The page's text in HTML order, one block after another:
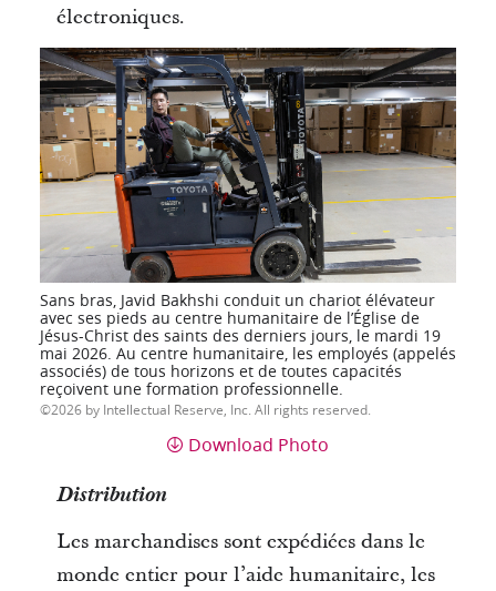
électroniques.
Sans bras, Javid Bakhshi conduit un chariot élévateur
avec ses pieds au centre humanitaire de l’Église de
Jésus-Christ des saints des derniers jours, le mardi 19
mai 2026. Au centre humanitaire, les employés (appelés
associés) de tous horizons et de toutes capacités
reçoivent une formation professionnelle.
2026 by Intellectual Reserve, Inc. All rights reserved.
Download Photo
Distribution
Les marchandises sont expédiées dans le
monde entier pour l’aide humanitaire, les